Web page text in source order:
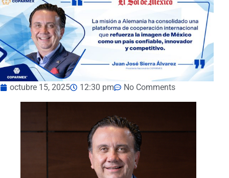
octubre 15, 2025 12:30 pm No Comments